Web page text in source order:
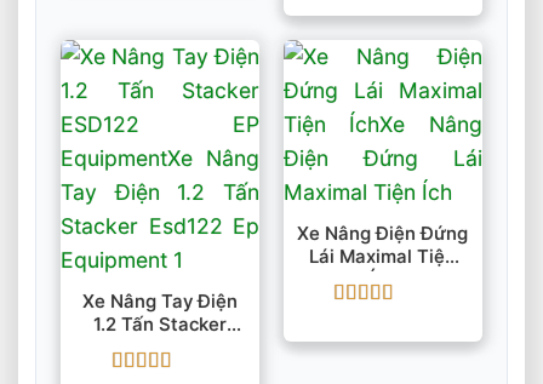
hạng55 sao
Xe Nâng Tay Điện
1.2 Tấn Stacker
ESD122 EP
Equipment
Xe Nâng Điện Đứng
Lái Maximal Tiện
Ích
hạng55 sao